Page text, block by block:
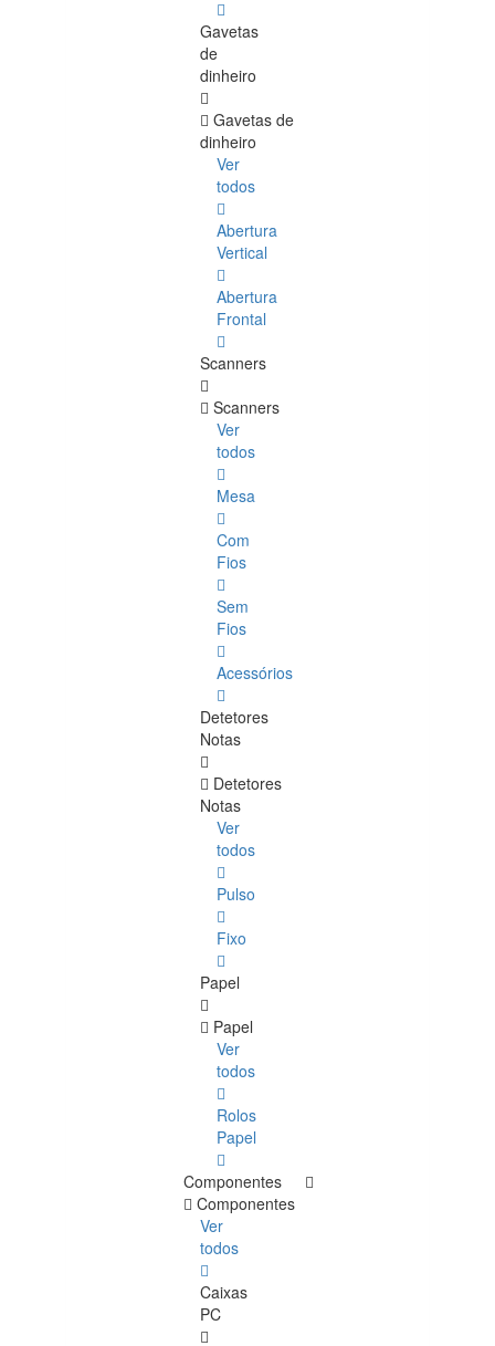
Gavetas
de
dinheiro
Gavetas de
dinheiro
Ver
todos
Abertura
Vertical
Abertura
Frontal
Scanners
Scanners
Ver
todos
Mesa
Com
Fios
Sem
Fios
Acessórios
Detetores
Notas
Detetores
Notas
Ver
todos
Pulso
Fixo
Papel
Papel
Ver
todos
Rolos
Papel
Componentes
Componentes
Ver
todos
Caixas
PC